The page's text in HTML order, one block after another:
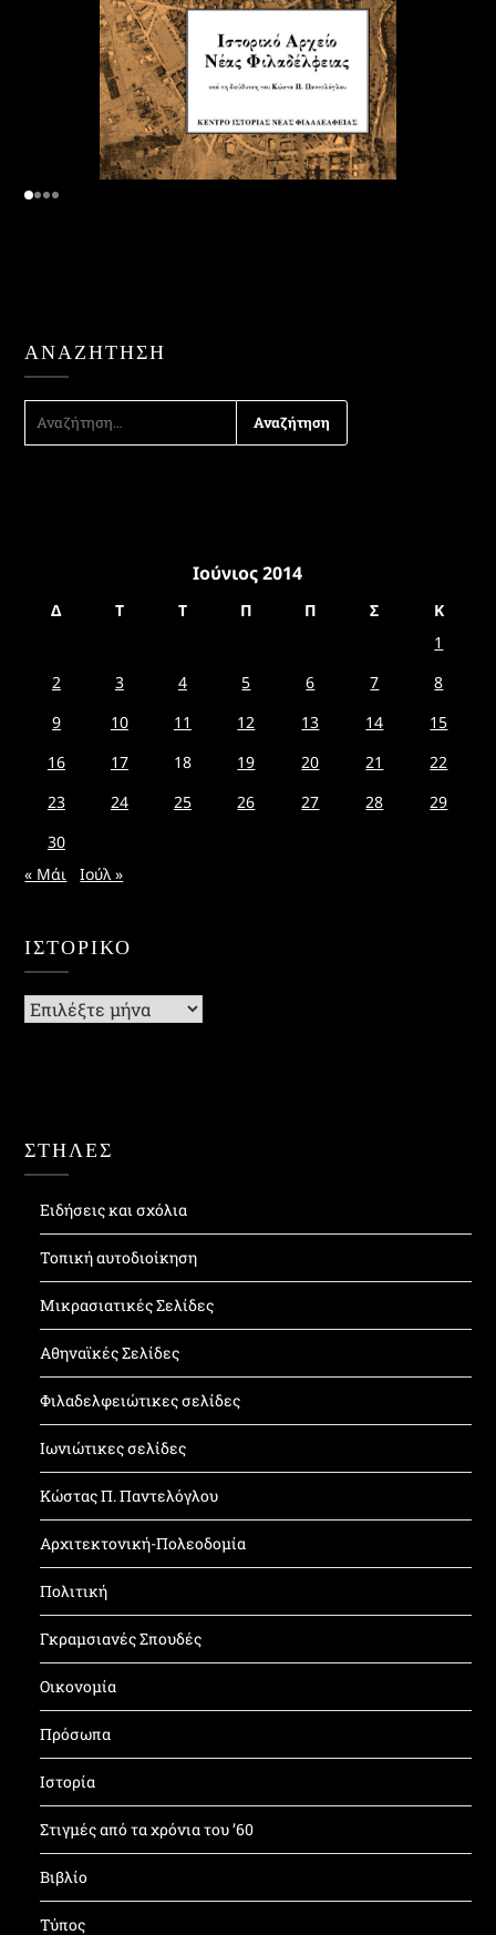
ΑΝΑΖΉΤΗΣΗ
ΑΝΑΖΉΤΗΣΗ
ΓΙΑ:
Ιούνιος 2014
Δ Τ Τ Π Π Σ
Κ
1
2
3 4 5 6 7
8
9
10 11 12 13 14
15
16
17 18 19 20 21
22
23
24 25 26 27 28
29
30
« Μάι
Ιούλ »
ΙΣΤΟΡΙΚΌ
Ιστορικό
ΣΤΗΛΕΣ
Ειδήσεις και σχόλια
Τοπική αυτοδιοίκηση
Μικρασιατικές Σελίδες
Αθηναϊκές Σελίδες
Φιλαδελφειώτικες σελίδες
Ιωνιώτικες σελίδες
Κώστας Π. Παντελόγλου
Αρχιτεκτονική-Πολεοδομία
Πολιτική
Γκραμσιανές Σπουδές
Οικονομία
Πρόσωπα
Ιστορία
Στιγμές από τα χρόνια του ’60
Βιβλίο
Τύπος